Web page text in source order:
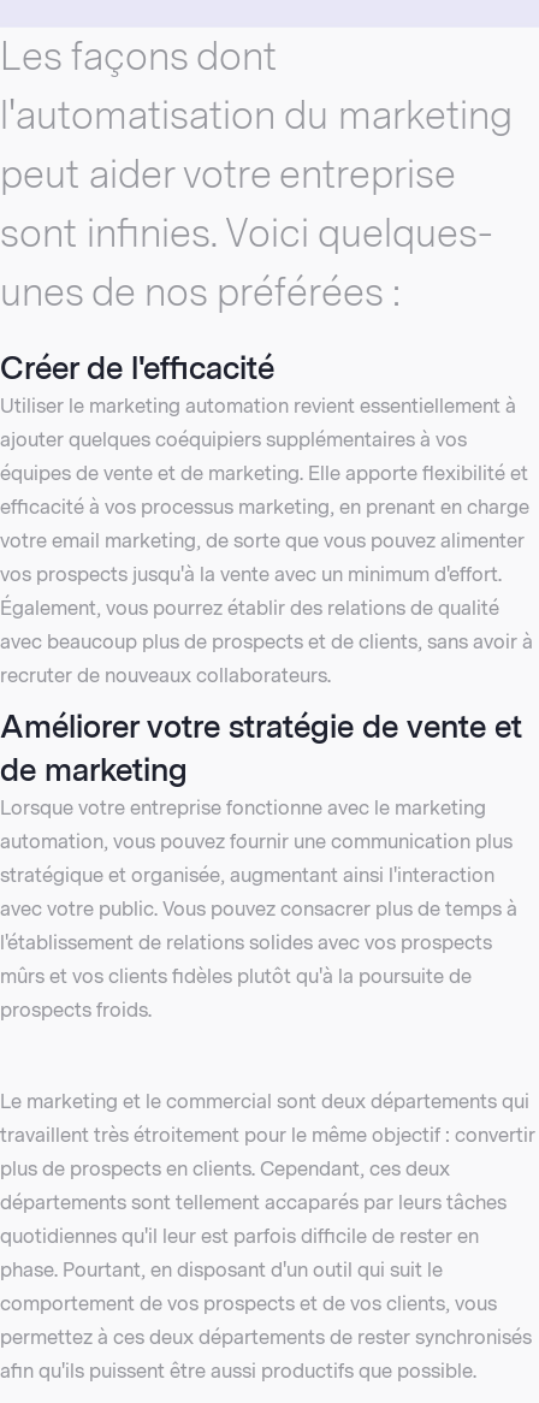
Les façons dont
l'automatisation du marketing
peut aider votre entreprise
sont infinies. Voici quelques-
unes de nos préférées :
Créer de l'efficacité
Utiliser le marketing automation revient essentiellement à
ajouter quelques coéquipiers supplémentaires à vos
équipes de vente et de marketing. Elle apporte flexibilité et
efficacité à vos processus marketing, en prenant en charge
votre email marketing, de sorte que vous pouvez alimenter
vos prospects jusqu'à la vente avec un minimum d'effort.
Également, vous pourrez établir des relations de qualité
avec beaucoup plus de prospects et de clients, sans avoir à
recruter de nouveaux collaborateurs.
Améliorer votre stratégie de vente et
de marketing
Lorsque votre entreprise fonctionne avec le marketing
automation, vous pouvez fournir une communication plus
stratégique et organisée, augmentant ainsi l'interaction
avec votre public. Vous pouvez consacrer plus de temps à
l'établissement de relations solides avec vos prospects
mûrs et vos clients fidèles plutôt qu'à la poursuite de
prospects froids.
Le marketing et le commercial sont deux départements qui
travaillent très étroitement pour le même objectif : convertir
plus de prospects en clients. Cependant, ces deux
départements sont tellement accaparés par leurs tâches
quotidiennes qu'il leur est parfois difficile de rester en
phase. Pourtant, en disposant d'un outil qui suit le
comportement de vos prospects et de vos clients, vous
permettez à ces deux départements de rester synchronisés
afin qu'ils puissent être aussi productifs que possible.